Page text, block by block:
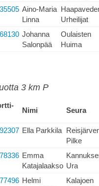
Aino-Maria
Linna
Urheilijat
Johanna
Salonpää
Oulaisten
Huima
3 km P
Nimi Seura
Ella Parkkila
Pilke
Emma
Katajalaakso Ura
Helmi
Kalajoen